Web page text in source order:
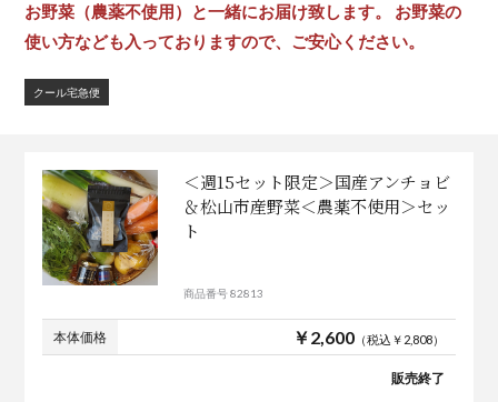
お野菜（農薬不使用）と一緒にお届け致します。 お野菜の
使い方なども入っておりますので、ご安心ください。
クール宅急便
＜週15セット限定＞国産アンチョビ
＆松山市産野菜＜農薬不使用＞セッ
ト
商品番号 82813
本体価格 ￥2,600（税込￥2,808）
販売終了